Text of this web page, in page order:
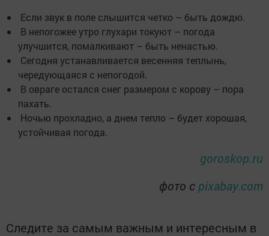
Если звук в поле слышится четко – быть дождю.
В непогожее утро глухари токуют – погода
улучшится, помалкивают – быть ненастью.
Сегодня устанавливается весенняя теплынь,
чередующаяся с непогодой.
В овраге остался снег размером с корову – пора
пахать.
Ночью прохладно, а днем тепло – будет хорошая,
устойчивая погода.
goroskop.ru
фото с pixabay.com
Следите за самым важным и интересным в